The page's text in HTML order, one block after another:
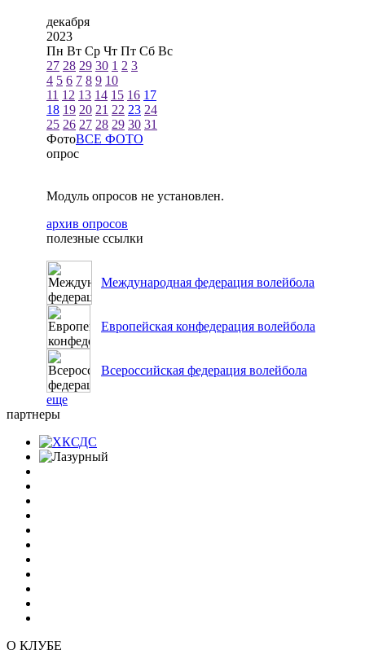
декабря
2023
Пн Вт Ср Чт Пт Сб Вс
27 28 29 30 1 2 3
4 5 6 7 8 9 10
11 12 13 14 15 16 17
18 19 20 21 22 23 24
25 26 27 28 29 30 31
ФотоВСЕ ФОТО
опрос
Модуль опросов не установлен.
архив опросов
полезные ссылки
Международная федерация волейбола
Европейская конфедерация волейбола
Всероссийская федерация волейбола
еще
партнеры
О КЛУБЕ